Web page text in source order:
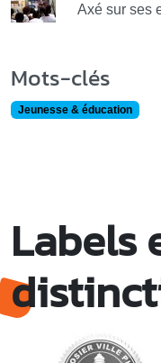
Axé sur ses
Mots-clés
Jeunesse & éducation
Labels